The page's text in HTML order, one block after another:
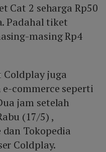
Cat 2 seharga Rp50
Padahal tiket
masing Rp4
Coldplay juga
commerce seperti
jam setelah
(17/5) ,
Tokopedia
Coldplay.